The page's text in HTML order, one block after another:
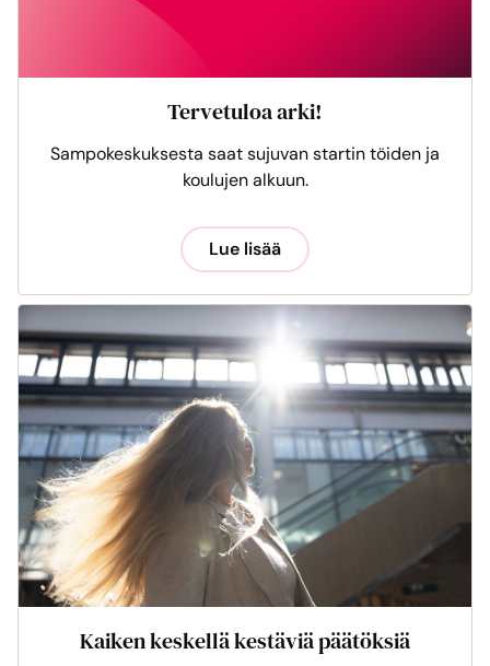
Tervetuloa arki!
Sampokeskuksesta saat sujuvan startin töiden ja
koulujen alkuun.
Lue lisää
Kaiken keskellä kestäviä päätöksiä